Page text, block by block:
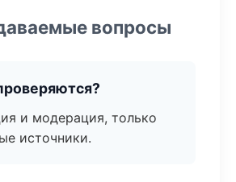
вопросы
и модерация, только
источники.